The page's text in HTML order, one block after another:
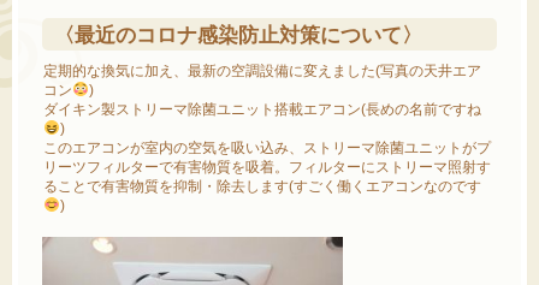
〈最近のコロナ感染防止対策について〉
定期的な換気に加え、最新の空調設備に変えました(写真の天井エア
コン
)
ダイキン製ストリーマ除菌ユニット搭載エアコン(長めの名前ですね
)
このエアコンが室内の空気を吸い込み、ストリーマ除菌ユニットがプ
リーツフィルターで有害物質を吸着。フィルターにストリーマ照射す
ることで有害物質を抑制・除去します(すごく働くエアコンなのです
)